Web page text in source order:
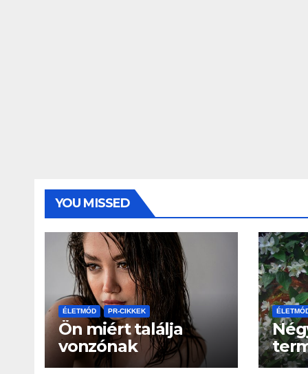
YOU MISSED
ÉLETMÓD PR-CIKKEK
Ön miért találja
vonzónak
partnerét?